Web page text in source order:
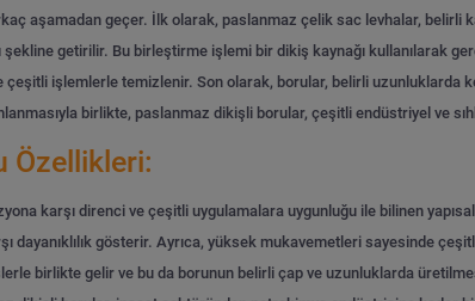
aşamadan geçer. İlk olarak, paslanmaz çelik sac levhalar, belirli
getirilir. Bu birleştirme işlemi bir dikiş kaynağı kullanılarak
işlemlerle temizlenir. Son olarak, borular, belirli uzunluklarda
birlikte, paslanmaz dikişli borular, çeşitli endüstriyel ve
Özellikleri:
karşı direnci ve çeşitli uygulamalara uygunluğu ile bilinen
dayanıklılık gösterir. Ayrıca, yüksek mukavemetleri sayesinde
birlikte gelir ve bu da borunun belirli çap ve uzunluklarda